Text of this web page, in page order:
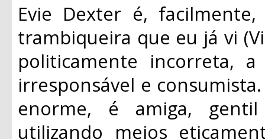
Evie Dexter é,
trambiqueira que eu já vi
politicamente incorreta,
irresponsável e
enorme, é amiga,
utilizando meios